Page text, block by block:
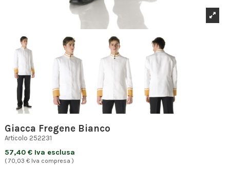
Giacca Fregene Bianco
Articolo 252231
57,40 € Iva esclusa
( 70,03 € Iva compresa )